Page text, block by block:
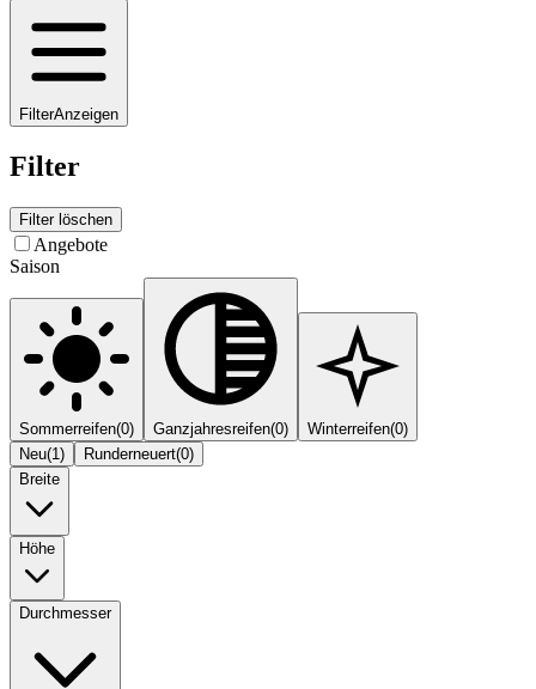
FilterAnzeigen
Filter
Filter löschen
Angebote
Saison
Sommerreifen(0) Ganzjahresreifen(0) Winterreifen(0)
Neu(1) Runderneuert(0)
Breite
Höhe
Durchmesser